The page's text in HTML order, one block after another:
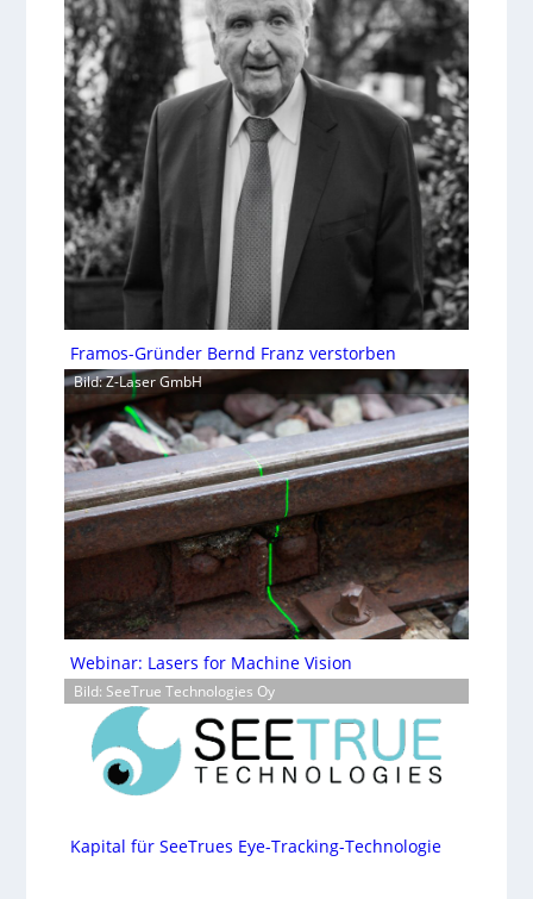
Framos-Gründer Bernd Franz verstorben
Bild: Z-Laser GmbH
Webinar: Lasers for Machine Vision
Bild: SeeTrue Technologies Oy
Kapital für SeeTrues Eye-Tracking-Technologie